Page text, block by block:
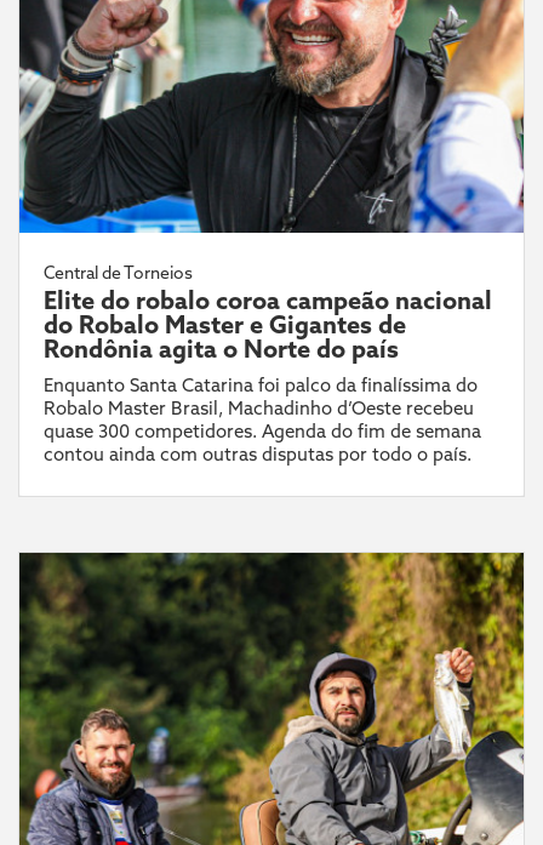
Central de Torneios
Elite do robalo coroa campeão nacional
do Robalo Master e Gigantes de
Rondônia agita o Norte do país
Enquanto Santa Catarina foi palco da finalíssima do
Robalo Master Brasil, Machadinho d’Oeste recebeu
quase 300 competidores. Agenda do fim de semana
contou ainda com outras disputas por todo o país.